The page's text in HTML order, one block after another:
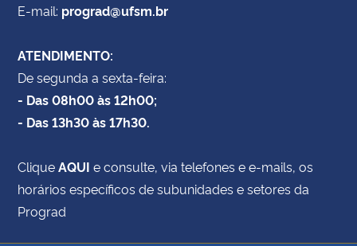
E-mail: prograd@ufsm.br
ATENDIMENTO:
De segunda a sexta-feira:
- Das 08h00 às 12h00;
- Das 13h30 às 17h30.
CliqueAQUI e consulte, via telefones e e-mails, os
horários específicos de subunidades e setores da
Prograd